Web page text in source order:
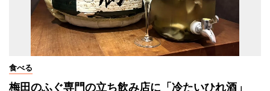
食べる
梅田のふぐ専門の立ち飲み店に「冷たいひれ酒」